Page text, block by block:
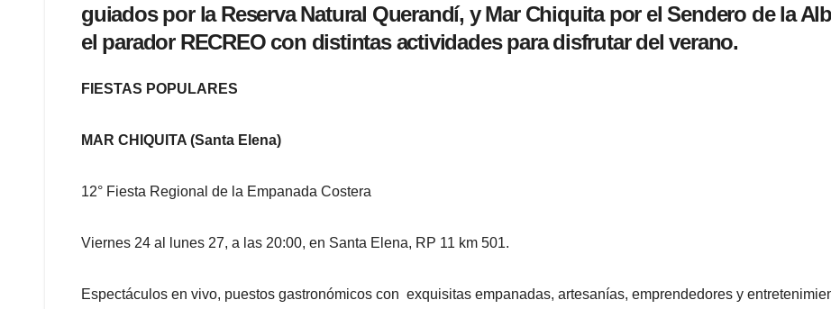
guiados por la Reserva Natural Querandí, y Mar Chiquita por el Sendero de la
el parador RECREO con distintas actividades para disfrutar del verano.
FIESTAS POPULARES
MAR CHIQUITA (Santa Elena)
12° Fiesta Regional de la Empanada Costera
Viernes 24 al lunes 27, a las 20:00, en Santa Elena, RP 11 km 501.
Espectáculos en vivo, puestos gastronómicos con exquisitas empanadas, artesanías, emprendedores y